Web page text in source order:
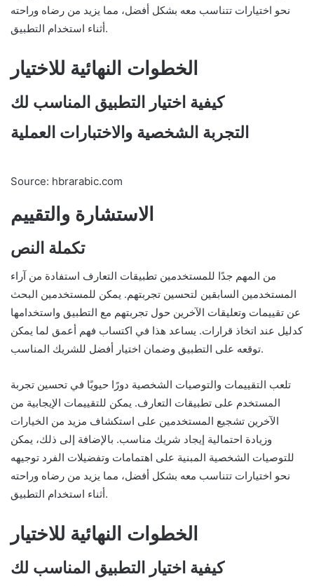
نحو اختيارات تتناسب معه بشكل أفضل، مما يزيد من رضاه وراحته
أثناء استخدام التطبيق.
الخطوات النهائية للاختيار
كيفية اختيار التطبيق المناسب لك
التجربة الشخصية والاختبارات العملية
Source: hbrarabic.com
الاستشارة والتقييم
تكملة النص
من المهم جدًا للمستخدمين تطبيقات التعارف استفادة من آراء
المستخدمين السابقين لتحسين تجربتهم. يمكن للمستخدمين البحث
عن تقييمات وتعليقات الآخرين حول تجربتهم مع التطبيق واستخدامها
كدليل عند اتخاذ قرارات. يساعد هذا في اكتساب فهم أعمق لما يمكن
توقعه على التطبيق وضمان اختيار أفضل للشريك المناسب.
تلعب التقييمات والتوصيات الشخصية دورًا حيويًا في تحسين تجربة
المستخدم على تطبيقات التعارف. يمكن للتقييمات الإيجابية من
الآخرين تشجيع المستخدمين على استكشاف مزيد من الخيارات
وزيادة احتمالية إيجاد شريك مناسب. بالإضافة إلى ذلك، يمكن
للتوصيات الشخصية المبنية على اهتمامات وتفضيلات الفرد توجيهه
نحو اختيارات تتناسب معه بشكل أفضل، مما يزيد من رضاه وراحته
أثناء استخدام التطبيق.
الخطوات النهائية للاختيار
كيفية اختيار التطبيق المناسب لك